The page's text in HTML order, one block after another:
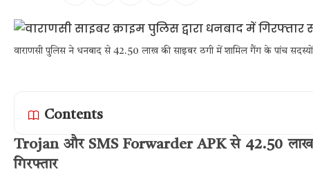
वाराणसी पुलिस ने धनबाद से 42.50 लाख की साइबर ठगी में शामिल गैंग के पांच सदस्यों
Contents
Trojan और SMS Forwarder APK से 42.50 लाख
गिरफ्तार